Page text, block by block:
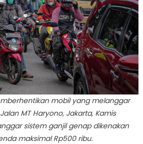
mobil yang melanggar
MT Haryono, Jakarta, Kamis
sistem ganjil genap dikenakan
maksimal Rp500 ribu.